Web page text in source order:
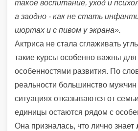
такое воспитание, уход и
а заодно - как не стать
шортах и с пивом у экрана».
Актриса не стала сглаживать
такие курсы особенно важны для
особенностями развития. По
реальности большинство
ситуациях отказываются от
единицы остаются рядом с
Она призналась, что лично знает